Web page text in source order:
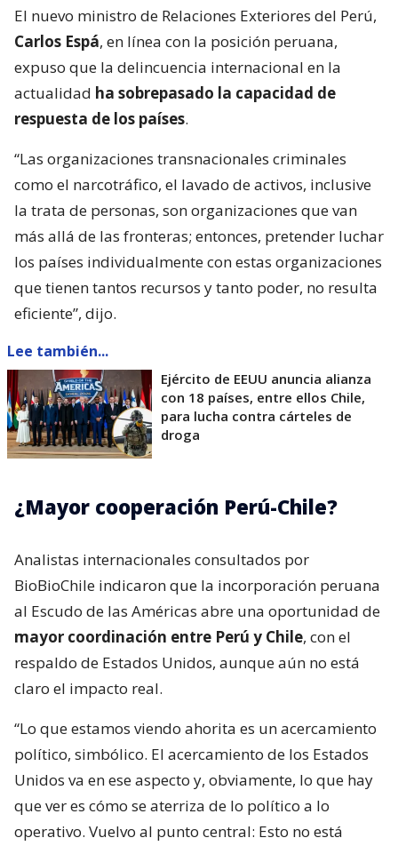
El nuevo ministro de Relaciones Exteriores del Perú,
Carlos Espá, en línea con la posición peruana,
expuso que la delincuencia internacional en la
actualidad ha sobrepasado la capacidad de
respuesta de los países.
“Las organizaciones transnacionales criminales
como el narcotráfico, el lavado de activos, inclusive
la trata de personas, son organizaciones que van
más allá de las fronteras; entonces, pretender luchar
los países individualmente con estas organizaciones
que tienen tantos recursos y tanto poder, no resulta
eficiente”, dijo.
Lee también...
Ejército de EEUU anuncia alianza
con 18 países, entre ellos Chile,
para lucha contra cárteles de
droga
¿Mayor cooperación Perú-Chile?
Analistas internacionales consultados por
BioBioChile indicaron que la incorporación peruana
al Escudo de las Américas abre una oportunidad de
mayor coordinación entre Perú y Chile, con el
respaldo de Estados Unidos, aunque aún no está
claro el impacto real.
“Lo que estamos viendo ahorita es un acercamiento
político, simbólico. El acercamiento de los Estados
Unidos va en ese aspecto y, obviamente, lo que hay
que ver es cómo se aterriza de lo político a lo
operativo. Vuelvo al punto central: Esto no está